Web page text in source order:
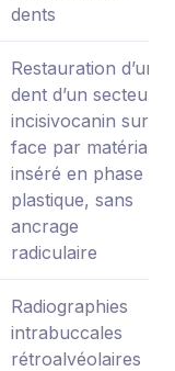
dents
Restauration d’une
dent d’un secteur
incisivocanin sur 1
face par matériau
inséré en phase
plastique, sans
ancrage
radiculaire
Radiographies
intrabuccales
rétroalvéolaires